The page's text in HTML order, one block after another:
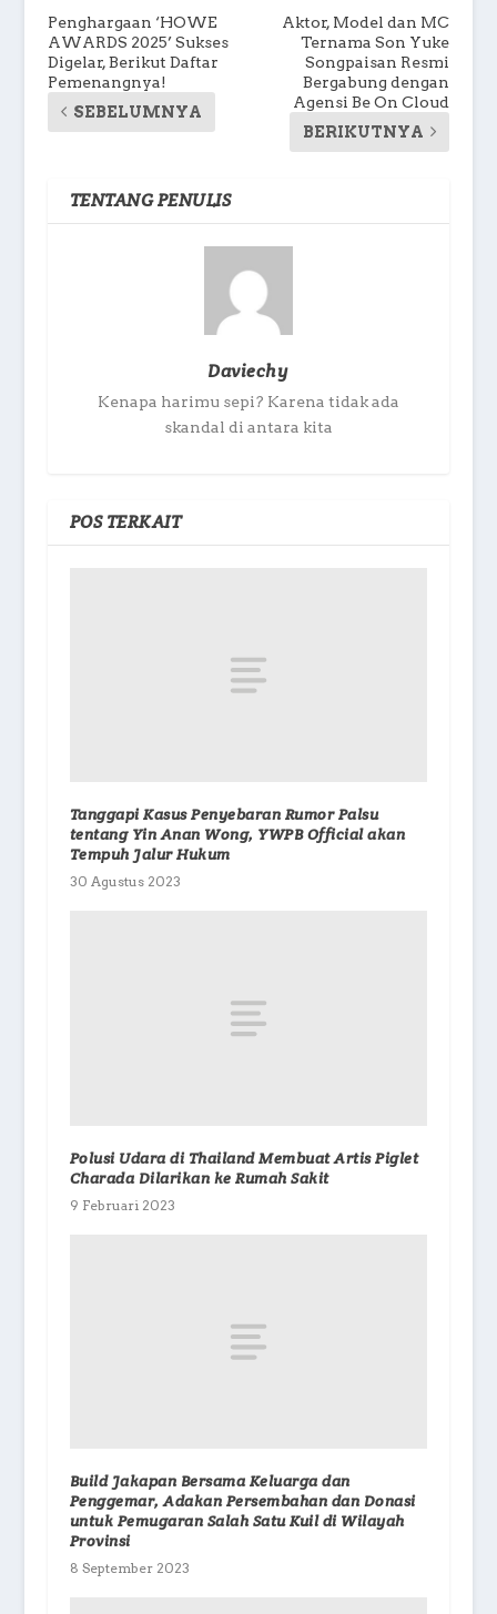
Penghargaan ‘HOWE
AWARDS 2025’ Sukses
Digelar, Berikut Daftar
Pemenangnya!
SEBELUMNYA
Aktor, Model dan MC
Ternama Son Yuke
Songpaisan Resmi
Bergabung dengan
Agensi Be On Cloud
BERIKUTNYA
TENTANG PENULIS
Daviechy
Kenapa harimu sepi? Karena tidak ada
skandal di antara kita
POS TERKAIT
Tanggapi Kasus Penyebaran Rumor Palsu
tentang Yin Anan Wong, YWPB Official akan
Tempuh Jalur Hukum
30 Agustus 2023
Polusi Udara di Thailand Membuat Artis Piglet
Charada Dilarikan ke Rumah Sakit
9 Februari 2023
Build Jakapan Bersama Keluarga dan
Penggemar, Adakan Persembahan dan Donasi
untuk Pemugaran Salah Satu Kuil di Wilayah
Provinsi
8 September 2023